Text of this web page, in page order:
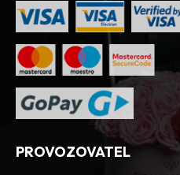
PROVOZOVATEL